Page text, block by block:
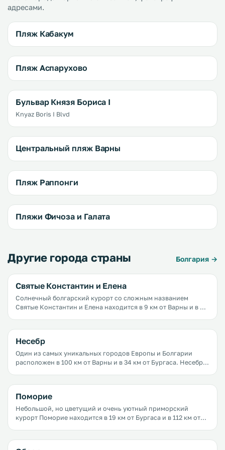
адресами.
Пляж Кабакум
Пляж Аспарухово
Бульвар Князя Бориса I
Knyaz Boris I Blvd
Центральный пляж Варны
Пляж Раппонги
Пляжи Фичоза и Галата
Другие города страны Болгария →
Святые Константин и Елена
Солнечный болгарский курорт со сложным названием
Святые Константин и Елена находится в 9 км от Варны и в 9
Несебр
Один из самых уникальных городов Европы и Болгарии
расположен в 100 км от Варны и в 34 км от Бургаса. Несебр -
лет, старинные церкви, термальные источники и, что самое
приятное, очень низкие цены.
Поморие
Небольшой, но цветущий и очень уютный приморский
курорт Поморие находится в 19 км от Бургаса и в 112 км от